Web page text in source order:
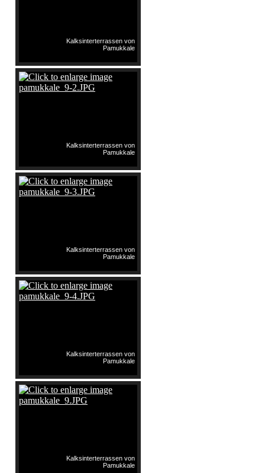
Kalksinterterrassen von
Pamukkale
Kalksinterterrassen von
Pamukkale
Kalksinterterrassen von
Pamukkale
Kalksinterterrassen von
Pamukkale
Kalksinterterrassen von
Pamukkale